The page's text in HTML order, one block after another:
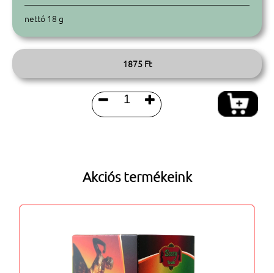
nettó 18 g
1875 Ft
 
Akciós termékeink